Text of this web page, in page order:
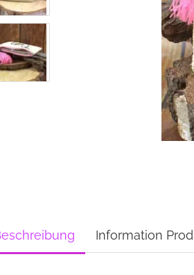
Information